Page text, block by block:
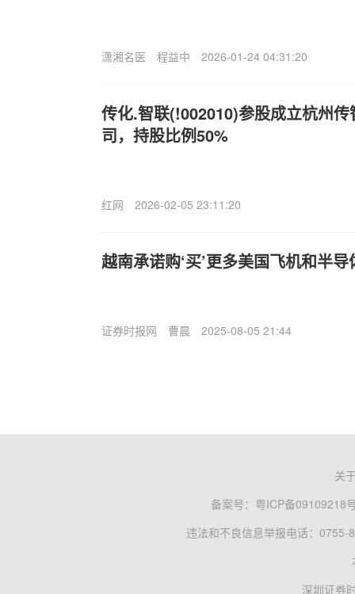
潇湘名医 程益中 2026-01-24 04:31:20
传化.智联(!002010)参股成立杭州
司，持股比例50%
红网 2026-02-05 23:11:20
越南承诺购‘买’更多美国飞机和半导
证券时报网 曹晨 2025-08-05 21:44
关
备案号： 粤ICP备09109218
违法和不良信息举报电话：0755-
深圳证券